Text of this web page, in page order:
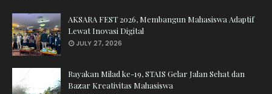
AKSARA FEST 2026, Membangun Mahasiswa Adaptif
Lewat Inovasi Digital
JULY 27, 2026
Rayakan Milad ke-19, STAIS Gelar Jalan Sehat dan
Bazar Kreativitas Mahasiswa